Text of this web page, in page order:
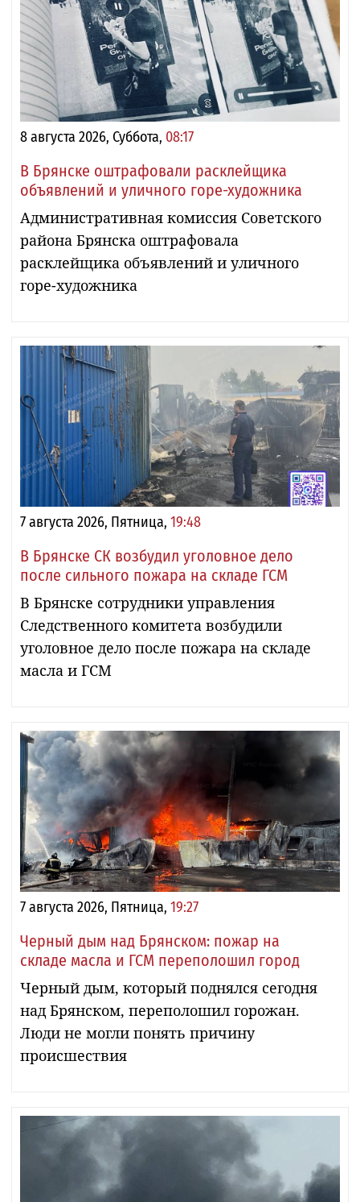
8 августа 2026, Суббота, 08:17
В Брянске оштрафовали расклейщика
объявлений и уличного горе-художника
Административная комиссия Советского
района Брянска оштрафовала
расклейщика объявлений и уличного
горе-художника
7 августа 2026, Пятница, 19:48
В Брянске СК возбудил уголовное дело
после сильного пожара на складе ГСМ
В Брянске сотрудники управления
Следственного комитета возбудили
уголовное дело после пожара на складе
масла и ГСМ
7 августа 2026, Пятница, 19:27
Черный дым над Брянском: пожар на
складе масла и ГСМ переполошил город
Черный дым, который поднялся сегодня
над Брянском, переполошил горожан.
Люди не могли понять причину
происшествия